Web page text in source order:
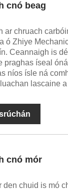
cnó beag
ar chruach
ó Zhiye
Ceannaigh is
praghas íseal
níos ísle ná
lascaine
cnó mór
chuid is mó